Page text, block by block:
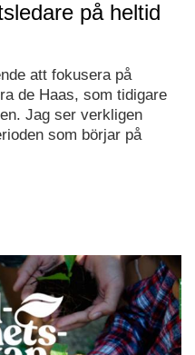
på heltid
att fokusera på
de Haas, som tidigare
Jag ser verkligen
som börjar på